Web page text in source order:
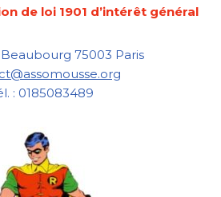
de loi 1901 d’intérêt général
75003 Paris
: 0185083489